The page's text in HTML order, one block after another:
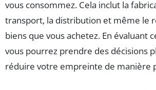
vous consommez. Cela inclut la
transport, la distribution et même le
biens que vous achetez. En évaluant
vous pourrez prendre des décisions
réduire votre empreinte de manière